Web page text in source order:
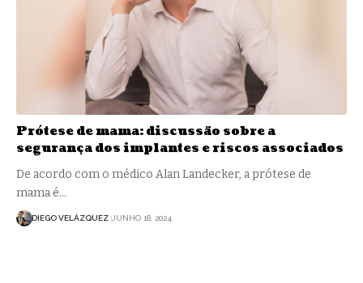
Prótese de mama: discussão sobre a
segurança dos implantes e riscos associados
De acordo com o médico Alan Landecker, a prótese de
mama é…
DIEGO VELÁZQUEZ JUNHO 18, 2024